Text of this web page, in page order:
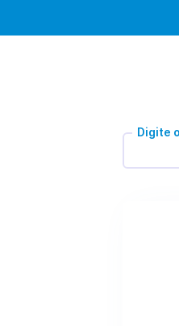
Digite